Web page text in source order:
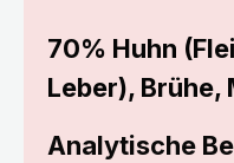
70% Huhn
Leber),
Analytische